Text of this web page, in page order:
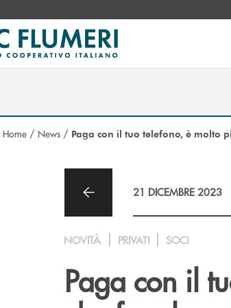
Home / News / Paga con il tuo telefono, è molto
21 DICEMBRE 2023
NOVITÀ PRIVATI SOCI
Paga con il